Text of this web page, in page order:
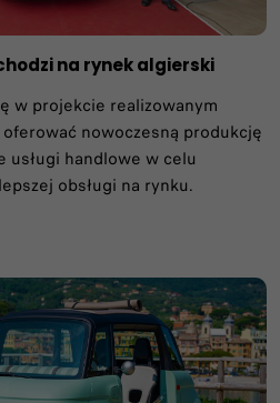
na rynek algierski
w projekcie realizowanym
nowoczesną produkcję
usługi handlowe w celu
obsługi na rynku.